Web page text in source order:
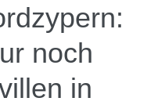
noch
in